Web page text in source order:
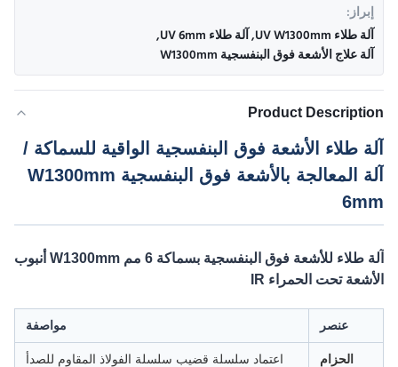
إبراز:
آلة طلاء UV W1300mm
,آلة طلاء UV 6mm ,
آلة علاج الأشعة فوق البنفسجية W1300mm
Product Description
آلة طلاء الأشعة فوق البنفسجية الواقية للسماكة /
آلة المعالجة بالأشعة فوق البنفسجية W1300mm
6mm
آلة طلاء للأشعة فوق البنفسجية بسماكة 6 مم W1300mm أنبوب
الأشعة تحت الحمراء IR
عنصر مواصفة
الحزام
اعتماد سلسلة قضيب سلسلة الفولاذ المقاوم للصدأ